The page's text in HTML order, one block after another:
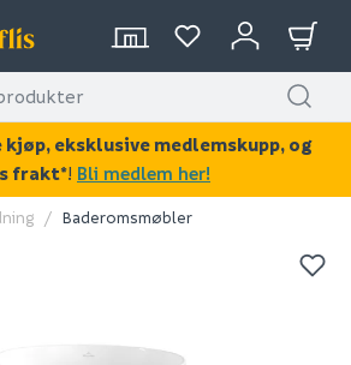
VÆRE AV INTERESSE?
Baderomsmøbler
kjøp, eksklusive medlemskupp, og
frakt*! Bli medlem her!